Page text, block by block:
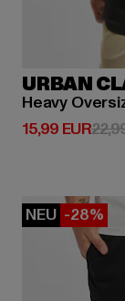
URBAN
Heavy
15,99 EUR
Derzeitiger
NEU -28%